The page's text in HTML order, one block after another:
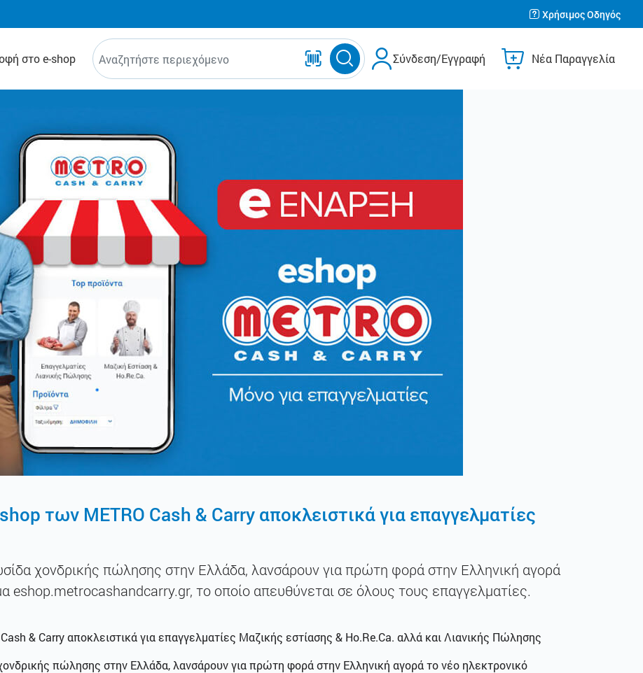
Χρήσιμος Οδηγός
στο e-shop Σύνδεση/Εγγραφή Νέα Παραγγελία
των METRO Cash & Carry αποκλειστικά για επαγγελματίες
χονδρικής πώλησης στην Ελλάδα, λανσάρουν για πρώτη φορά στην Ελληνική αγορά
eshop.metrocashandcarry.gr, το οποίο απευθύνεται σε όλους τους επαγγελματίες.
& Carry αποκλειστικά για επαγγελματίες Μαζικής εστίασης & Ho.Re.Ca. αλλά και Λιανικής Πώλησης
πώλησης στην Ελλάδα, λανσάρουν για πρώτη φορά στην Ελληνική αγορά το νέο ηλεκτρονικό